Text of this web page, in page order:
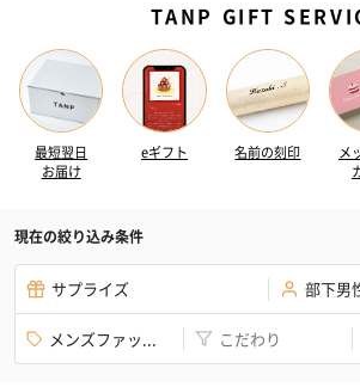
TANP GIFT
最短翌日
お届け
eギフト 名前の刻印
メ
現在の絞り込み条件
サプライズ 部下男
メンズファッ... こだわり